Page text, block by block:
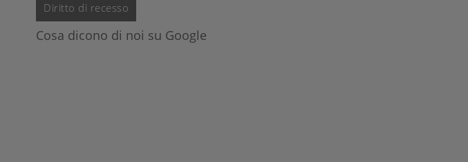
Diritto di recesso
Cosa dicono di noi su Google